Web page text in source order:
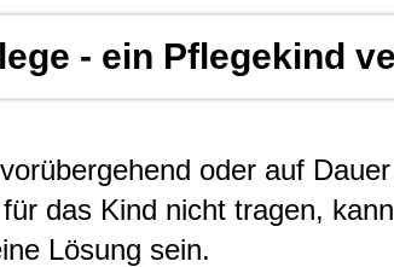
- ein Pflegekind
oder auf
das Kind nicht tragen,
Lösung sein.